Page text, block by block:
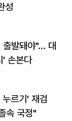
성
발돼야"… 대
' 손본다
르기' 재검
속 국정"